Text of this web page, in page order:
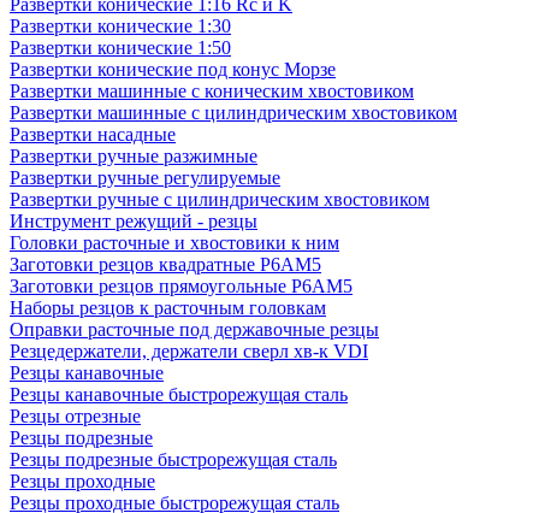
Развертки конические 1:16 Rc и K
Развертки конические 1:30
Развертки конические 1:50
Развертки конические под конус Морзе
Развертки машинные с коническим хвостовиком
Развертки машинные с цилиндрическим хвостовиком
Развертки насадные
Развертки ручные разжимные
Развертки ручные регулируемые
Развертки ручные с цилиндрическим хвостовиком
Инструмент режущий - резцы
Головки расточные и хвостовики к ним
Заготовки резцов квадратные Р6АМ5
Заготовки резцов прямоугольные Р6АМ5
Наборы резцов к расточным головкам
Оправки расточные под державочные резцы
Резцедержатели, держатели сверл хв-к VDI
Резцы канавочные
Резцы канавочные быстрорежущая сталь
Резцы отрезные
Резцы подрезные
Резцы подрезные быстрорежущая сталь
Резцы проходные
Резцы проходные быстрорежущая сталь